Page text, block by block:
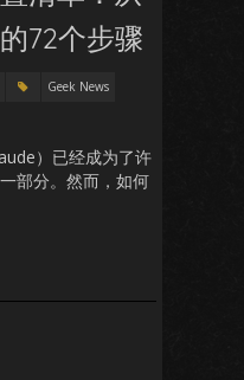
72个步骤
Geek News
）已经成为了许
部分。然而，如何